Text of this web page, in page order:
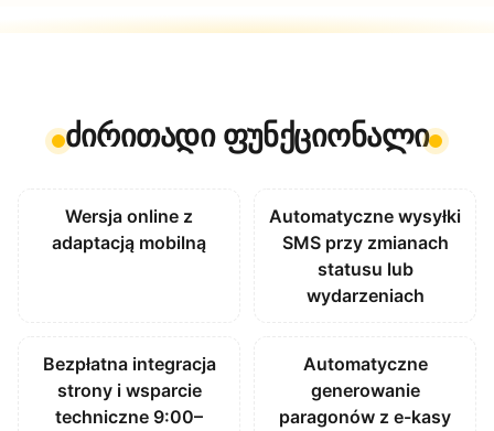
ძირითადი ფუნქციონალი
Wersja online z
adaptacją mobilną
Automatyczne wysyłki
SMS przy zmianach
statusu lub
wydarzeniach
Bezpłatna integracja
strony i wsparcie
techniczne 9:00–
Automatyczne
generowanie
paragonów z e-kasy